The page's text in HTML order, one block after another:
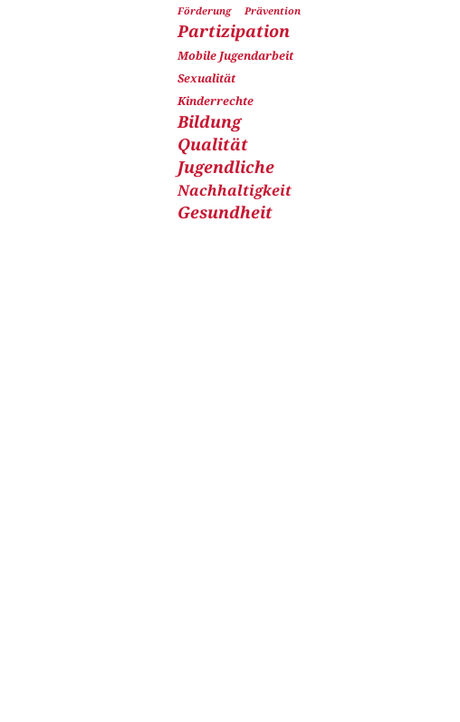
Förderung Prävention
Partizipation
Mobile Jugendarbeit
Sexualität
Kinderrechte
Bildung
Qualität
Jugendliche
Nachhaltigkeit
Gesundheit